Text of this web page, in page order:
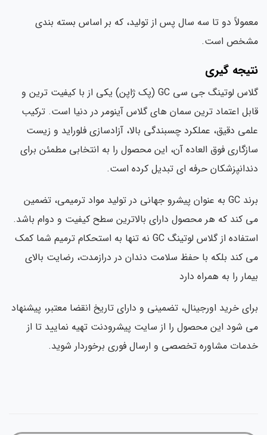
معمولاً دو تا سه سال پس از تولید، که بر اساس بسته بندی
مشخص است.
نتیجه گیری
گلاس لوتینگ جی سی GC (پک ژاپن) یکی از با کیفیت ترین و
قابل اعتماد ترین سمان های گلاس آینومر در دنیا است. ترکیب
علمی دقیق، عملکرد چسبندگی بالا، آزادسازی فلوراید و زیست
سازگاری فوق العاده آن، این محصول را به انتخابی مطمئن برای
دندانپزشکان حرفه ای تبدیل کرده است.
برند GC به عنوان پیشرو جهانی در تولید مواد ترمیمی، تضمین
می کند که هر محصول دارای بالاترین سطح کیفیت و دوام باشد.
استفاده از گلاس لوتینگ GC نه تنها به استحکام ترمیم شما کمک
می کند بلکه با حفظ سلامت دندان در درازمدت، رضایت بالای
بیمار را به همراه دارد
برای خرید اورجینال، تضمینی و دارای تاریخ انقضا معتبر، پیشنهاد
می شود این محصول را از سایت پیشرودنت تهیه نمایید تا از
خدمات مشاوره تخصصی و ارسال فوری برخوردار شوید.